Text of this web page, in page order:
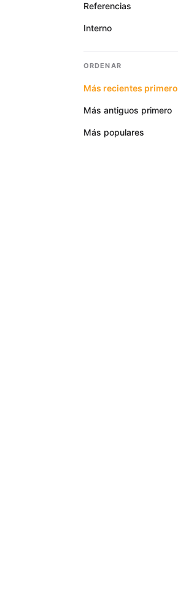
Referencias
Interno
ORDENAR
Más recientes primero
Más antiguos primero
Más populares